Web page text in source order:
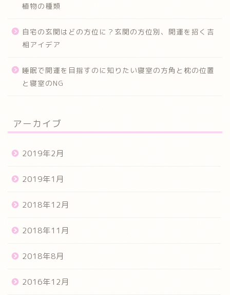
植物の種類
自宅の玄関はどの方位に？玄関の方位別、開運を招く吉
相アイデア
睡眠で開運を目指すのに知りたい寝室の方角と枕の位置
と寝室のNG
アーカイブ
2019年2月
2019年1月
2018年12月
2018年11月
2018年8月
2016年12月